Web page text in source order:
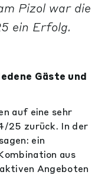
Pizol war die
ein Erfolg.
Gäste und
auf eine sehr
25 zurück. In der
ein
aus
Angeboten